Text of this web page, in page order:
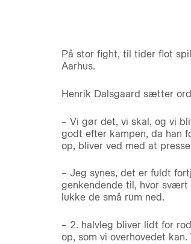
På stor fight, til tider flot
Aarhus.
Henrik Dalsgaard sætter
– Vi gør det, vi skal, og vi
godt efter kampen, da han
op, bliver ved med at
– Jeg synes, det er fuldt
genkendende til, hvor
lukke de små rum ned.
– 2. halvleg bliver lidt for
op, som vi overhovedet